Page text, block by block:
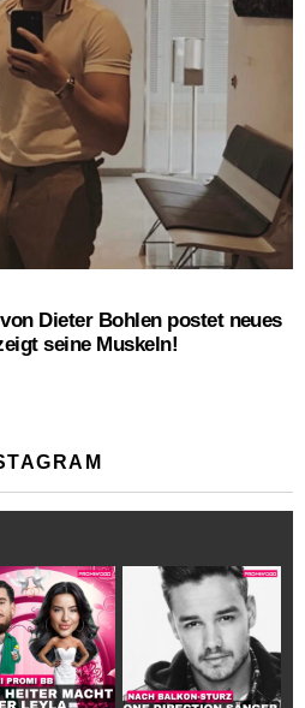
Dieter Bohlen postet neues
seine Muskeln!